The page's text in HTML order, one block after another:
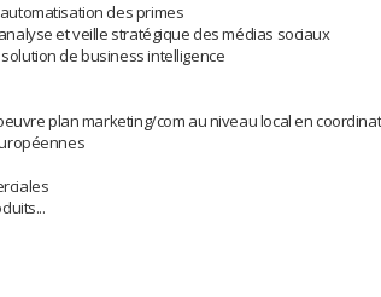
des primes
et veille stratégique des médias sociaux
de business intelligence
plan marketing/com au niveau local en